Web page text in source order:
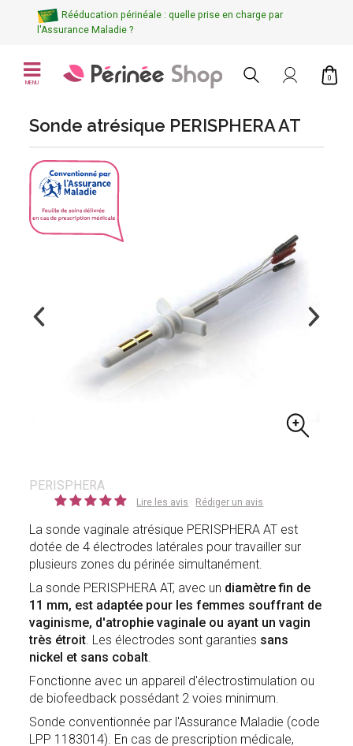
Rééducation périnéale : quelle prise en charge par
l'Assurance Maladie ?
MENU
0
Sonde atrésique PERISPHERA AT
PERISPHERA
Lire les avis Rédiger un avis
La sonde vaginale atrésique PERISPHERA AT est
dotée de 4 électrodes latérales pour travailler sur
plusieurs zones du périnée simultanément.
La sonde PERISPHERA AT, avec un diamètre fin de
11 mm, est adaptée pour les femmes souffrant de
vaginisme, d'atrophie vaginale ou ayant un vagin
très étroit . Les électrodes sont garanties sans
nickel et sans cobalt
Fonctionne avec un appareil d'électrostimulation ou
de biofeedback possédant 2 voies minimum.
Sonde conventionnée par l'Assurance Maladie (code
LPP 1183014). En cas de prescription médicale,